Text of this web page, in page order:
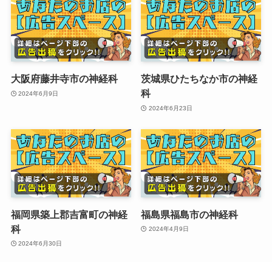
大阪府藤井寺市の神経科
2024年6月9日
茨城県ひたちなか市の神経
科
2024年6月23日
福岡県築上郡吉富町の神経
科
2024年6月30日
福島県福島市の神経科
2024年4月9日